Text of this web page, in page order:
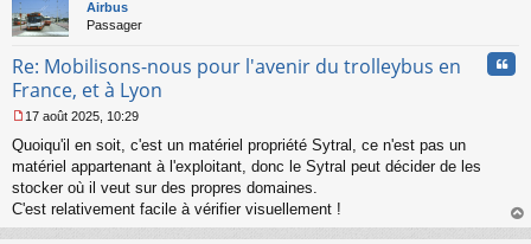
g
e
o
u
Airbus
Passager
Re: Mobilisons-nous pour l'avenir du trolleybus en
France, et à Lyon
e
s
s
g
17 août 2025, 10:29
Quoiqu'il en soit, c'est un matériel propriété Sytral, ce n'est pas un
matériel appartenant à l'exploitant, donc le Sytral peut décider de les
stocker où il veut sur des propres domaines.
C'est relativement facile à vérifier visuellement !
au